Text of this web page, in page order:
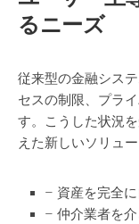
るニーズ
従来型の金融シス
セスの制限、プラ
す。こうした状況
えた新しいソリュ
– 資産を完全
– 仲介業者を